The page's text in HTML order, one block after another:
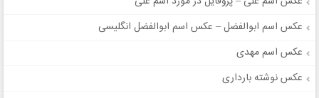
عکس اسم ابوالفضل – عکس اسم ابوالفضل انگلیسی
عکس اسم مهدی
عکس نوشته بارداری